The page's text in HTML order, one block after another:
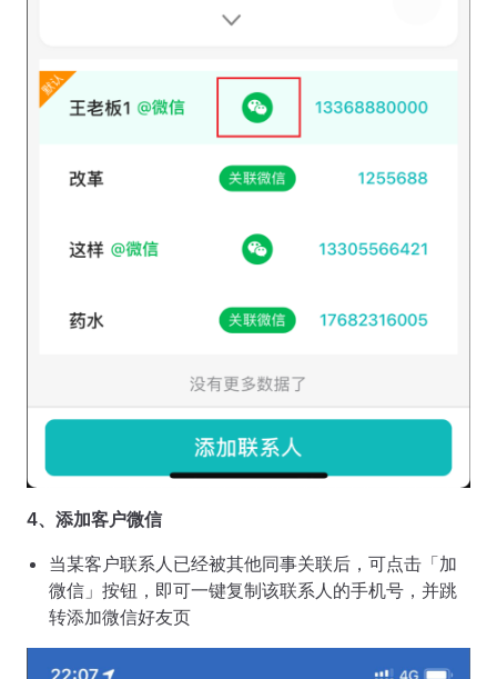
4、添加客户微信
当某客户联系人已经被其他同事关联后，可点击「加
微信」按钮，即可一键复制该联系人的手机号，并跳
转添加微信好友页